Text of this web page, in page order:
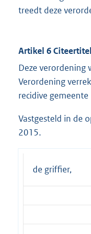
treedt deze
Artikel 6 Citeertitel
Deze verordening
Verordening
recidive
Vastgesteld in de
2015.
de griffier,